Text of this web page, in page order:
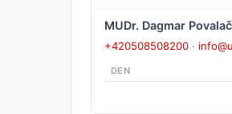
MUDr. Dagmar
+420508508200 ·
DEN